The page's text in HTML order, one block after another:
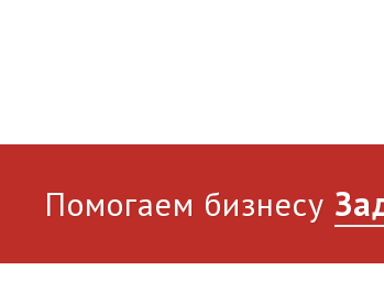
Помогаем бизнесу